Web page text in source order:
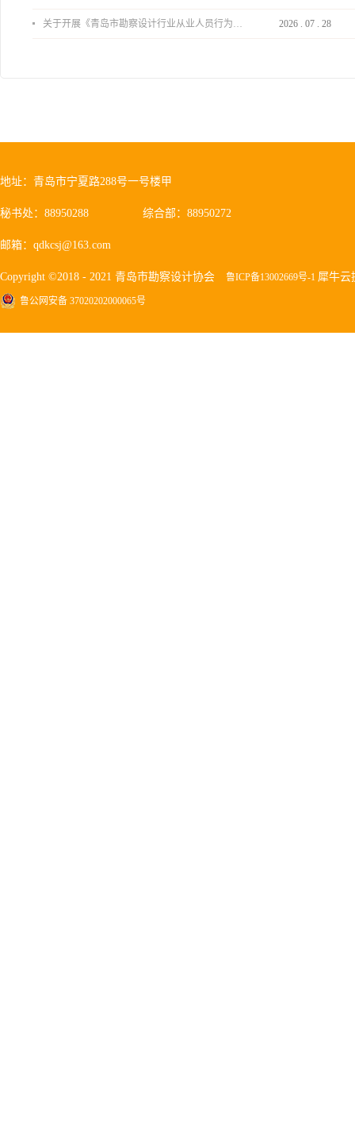
关于开展《青岛市勘察设计行业从业人员行为导则》、《青岛市住宅工程设计审查品质提升指引（2026版）》宣贯活动的通知 2026 07 28
地址：青岛市宁夏路288号一号楼甲
秘书处：88950288 综合部：88950272
邮箱：qdkcsj@163.com
Copyright ©2018 - 2021 青岛市勘察设计协会 鲁ICP备13002669号-1 犀牛云
鲁公网安备 37020202000065号